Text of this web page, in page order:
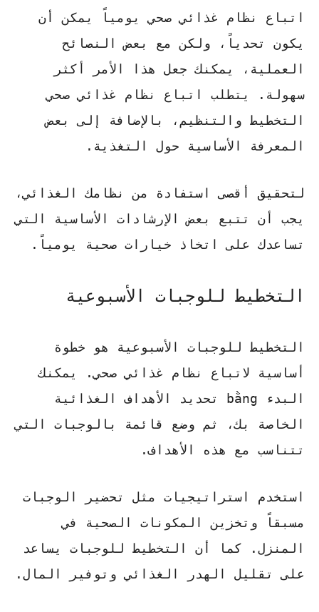
اتباع نظام غذائي صحييومياً يمكن أن
يكون تحدياً، ولكن مع بعض النصائح
العملية، يمكنك جعل هذا الأمر أكثر
سهولة. يتطلب
اتباع نظام غذائي صحي
التخطيط والتنظيم، بالإضافة إلى بعض
المعرفة الأساسية حول التغذية.
لتحقيق أقصى استفادة من نظامك الغذائي،
يجب أن تتبع بعض الإرشادات الأساسية التي
تساعدك على اتخاذ خيارات صحية يومياً.
التخطيط للوجبات الأسبوعية
التخطيط للوجبات الأسبوعية هو خطوة
أساسية لاتباع نظام غذائي صحي. يمكنك
البدء bằng تحديد الأهداف الغذائية
الخاصة بك، ثم وضع قائمة بالوجبات التي
تتناسب مع هذه الأهداف.
استخدم استراتيجيات مثل تحضير الوجبات
مسبقاً وتخزين المكونات الصحية في
المنزل. كما أن التخطيط للوجبات يساعد
على تقليل الهدر الغذائي وتوفير المال.